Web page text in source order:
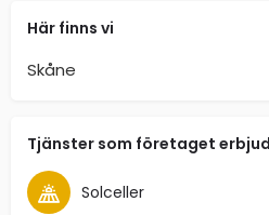
Här finns vi
Skåne
Tjänster som företaget
Solceller